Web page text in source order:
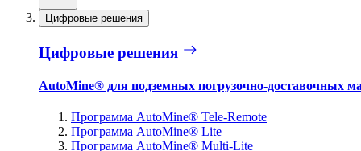
Цифровые решения
Цифровые решения
AutoMine® для подземных погрузочно-доставочных
Программа AutoMine® Tele-Remote
Программа AutoMine® Lite
Программа AutoMine® Multi-Lite